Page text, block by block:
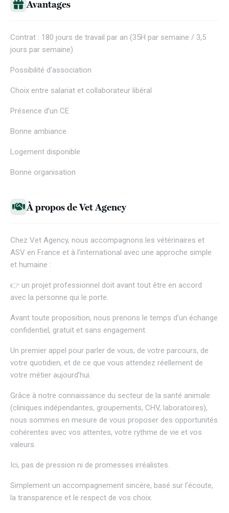
Avantages
Contrat : 180 jours de travail par an (35H par semaine / 3,5
jours par semaine)
Possibilité d’association
Choix entre salariat et collaborateur libéral
Présence d’un CE
Bonne ambiance
Logement disponible
Bonne organisation
À propos de Vet Agency
Chez Vet Agency, nous accompagnons les vétérinaires et
ASV en France et à l’international avec une approche simple
et humaine :
👉 un projet professionnel doit avant tout être en accord
avec la personne qui le porte.
Avant toute proposition, nous prenons le temps d’un échange
confidentiel, gratuit et sans engagement.
Un premier appel pour parler de vous, de votre parcours, de
votre quotidien, et de ce que vous attendez réellement de
votre métier aujourd’hui.
Grâce à notre connaissance du secteur de la santé animale
(cliniques indépendantes, groupements, CHV, laboratoires),
nous sommes en mesure de vous proposer des opportunités
cohérentes avec vos attentes, votre rythme de vie et vos
valeurs.
Ici, pas de pression ni de promesses irréalistes.
Simplement un accompagnement sincère, basé sur l’écoute,
la transparence et le respect de vos choix.